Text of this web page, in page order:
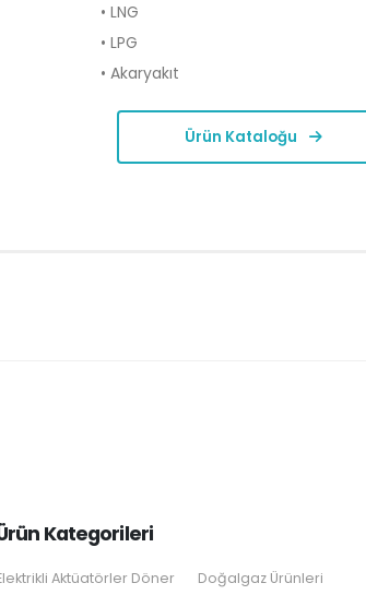
• LNG
• LPG
• Akaryakıt
Ürün Kataloğu
Kategorileri
Aktüatörler Döner
Doğalgaz Ürünleri